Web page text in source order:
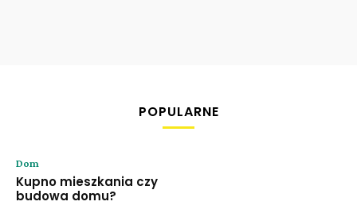
POPULARNE
Dom
Kupno mieszkania czy
budowa domu?